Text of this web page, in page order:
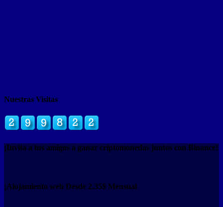
Nuestras Visitas
¡Invita a tus amigos a ganar criptomonedas juntos con Binance!
¡Alojamiento web Desde 2.35$ Mensual